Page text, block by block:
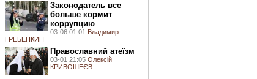
Законодатель все
больше кормит
коррупцию
03-06 01:01 Владимир
ГРЕБЕНКИН
Православний атеїзм
03-01 21:05 Олексій
КРИВОШЕЄВ